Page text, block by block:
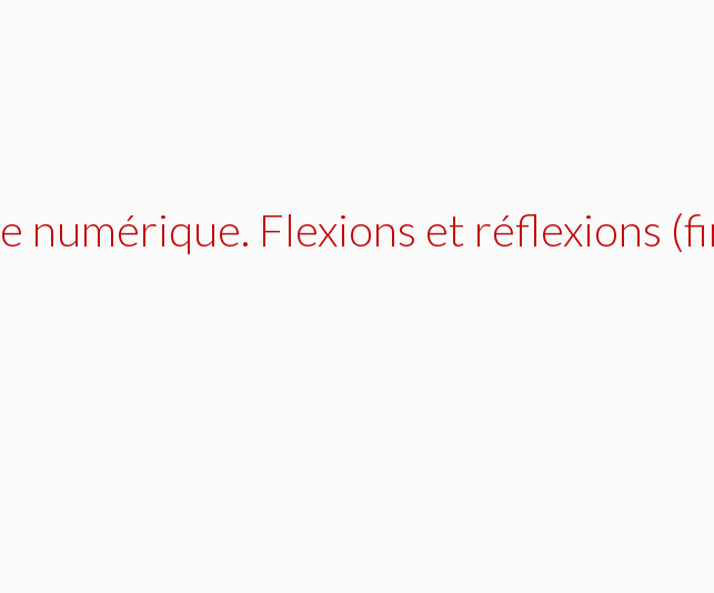
numérique. Flexions et réflexions